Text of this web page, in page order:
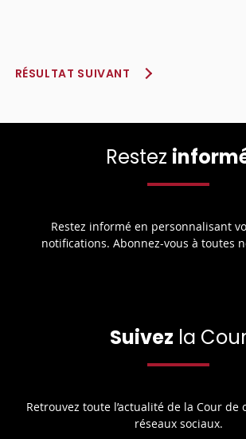
RÉSULTAT SUIVANT
Restez
Restez informé en personnalisant
notifications. Abonnez-vous à toutes
Suivez la
Retrouvez toute l’actualité de la Cour de
réseaux sociaux.